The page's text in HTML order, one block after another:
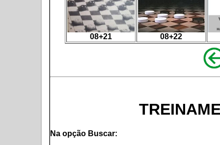
08+21 08+22
Na opção Buscar: